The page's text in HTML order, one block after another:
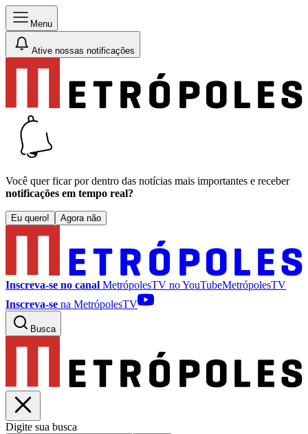
Menu
Ative nossas notificações
Você quer ficar por dentro das notícias mais importantes e receber
notificações em tempo real?
Eu quero! Agora não
Inscreva-se no canal MetrópolesTV noYouTubeMetrópolesTV
Inscreva-se na MetrópolesTV
Busca
Digite sua busca